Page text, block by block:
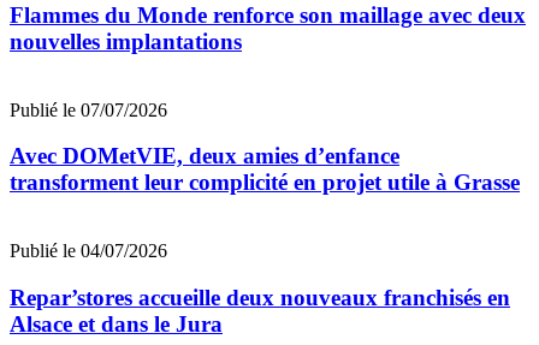
Flammes du Monde renforce son maillage avec deux
nouvelles implantations
Publié le 07/07/2026
Avec DOMetVIE, deux amies d’enfance
transforment leur complicité en projet utile à Grasse
Publié le 04/07/2026
Repar’stores accueille deux nouveaux franchisés en
Alsace et dans le Jura